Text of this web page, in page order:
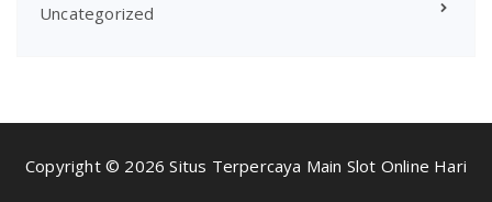
Uncategorized
Copyright © 2026 Situs Terpercaya Main Slot Online Hari